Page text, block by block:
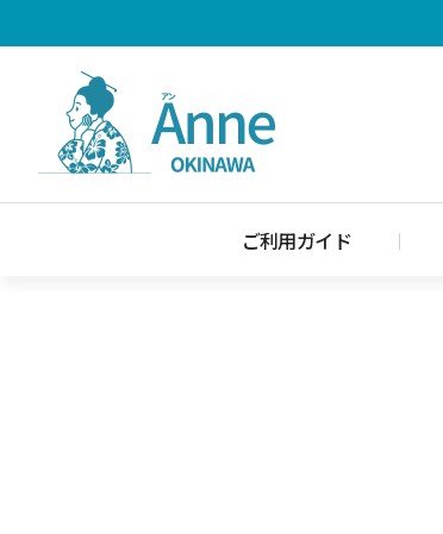
ご利用ガイド